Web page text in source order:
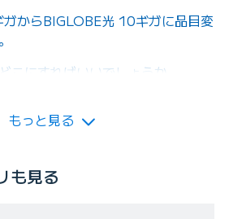
からBIGLOBE光 10ギガに品目変
こにすればいいでしょうか
もっと見る
も見る